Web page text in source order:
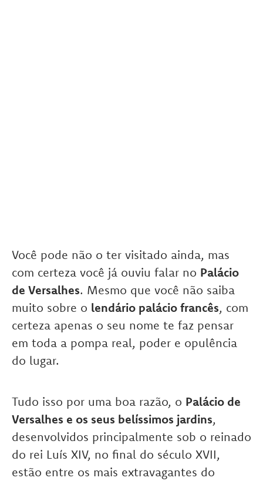
Você pode não o ter visitado ainda, mas
com certeza você já ouviu falar no Palácio
de Versalhes. Mesmo que você não saiba
muito sobre o lendário palácio francês, com
certeza apenas o seu nome te faz pensar
em toda a pompa real, poder e opulência
do lugar.
Tudo isso por uma boa razão, o Palácio de
Versalhes e os seus belíssimos jardins,
desenvolvidos principalmente sob o reinado
do rei Luís XIV, no final do século XVII,
estão entre os mais extravagantes do